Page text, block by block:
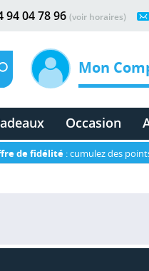
94 04 78 96 (voir horaires)
Mon
Occasion
de fidélité : cumulez des